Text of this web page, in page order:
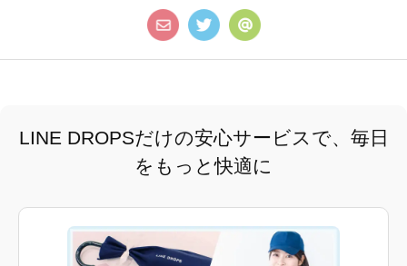
LINE DROPSだけの安心サービスで、毎日
をもっと快適に